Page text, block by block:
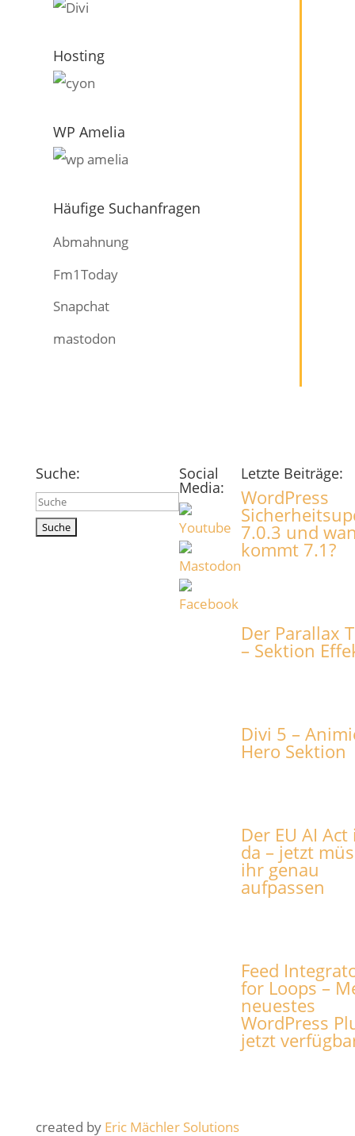
Hosting
WP Amelia
Häufige Suchanfragen
Abmahnung
Fm1Today
Snapchat
mastodon
Suche:
Suchen
nach:
Social
Media:
Letzte Beiträge:
WordPress
7.0.3 und
kommt 7.1?
Der Parallax
– Sektion
Divi 5 –
Hero Sektion
Der EU AI Act
da – jetzt
ihr genau
aufpassen
Feed
for Loops –
neuestes
WordPress
jetzt
created by Eric Mächler Solutions